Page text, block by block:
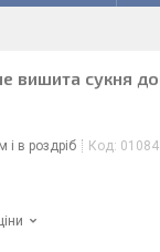
вишита сукня
і в роздріб Код: 01084